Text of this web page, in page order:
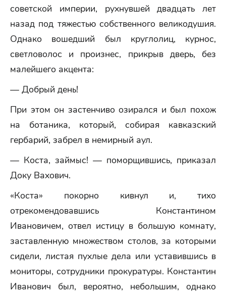
советской империи, рухнувшей двадцать лет
назад под тяжестью собственного великодушия.
Однако вошедший был круглолиц, курнос,
светловолос и произнес, прикрыв дверь, без
малейшего акцента:
— Добрый день!
При этом он застенчиво озирался и был похож
на ботаника, который, собирая кавказский
гербарий, забрел в немирный аул.
— Коста, займыс! — поморщившись, приказал
Доку Вахович.
«Коста» покорно кивнул и, тихо
отрекомендовавшись Константином
Ивановичем, отвел истицу в большую комнату,
заставленную множеством столов, за которыми
сидели, листая пухлые дела или уставившись в
мониторы, сотрудники прокуратуры. Константин
Иванович был, вероятно, небольшим, однако